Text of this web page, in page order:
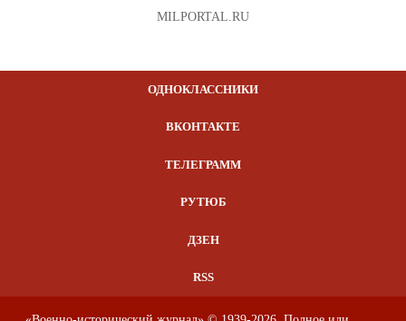
MILPORTAL.RU
ОДНОКЛАССНИКИ
ВКОНТАКТЕ
ТЕЛЕГРАММ
РУТЮБ
ДЗЕН
RSS